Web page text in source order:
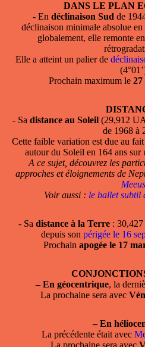
DANS LE PLAN
- En déclinaison Sud de
déclinaison minimale absolue
globalement, elle remonte
Elle a atteint un palier de
Prochain maximum le 27
- Sa distance au Soleil(29,912
de 1968 à
Cette faible variation est due au
autour du Soleil en 164 ans sur
A ce sujet, découvrez les
approches et éloignements de
Meeus
Voir aussi : le ballet subtil
- Sa distance à la Terre: 30,427
depuis son périgée le 16
Prochain apogée le 17
– En géocentrique, la
La prochaine sera avec
– En
La précédente était avec